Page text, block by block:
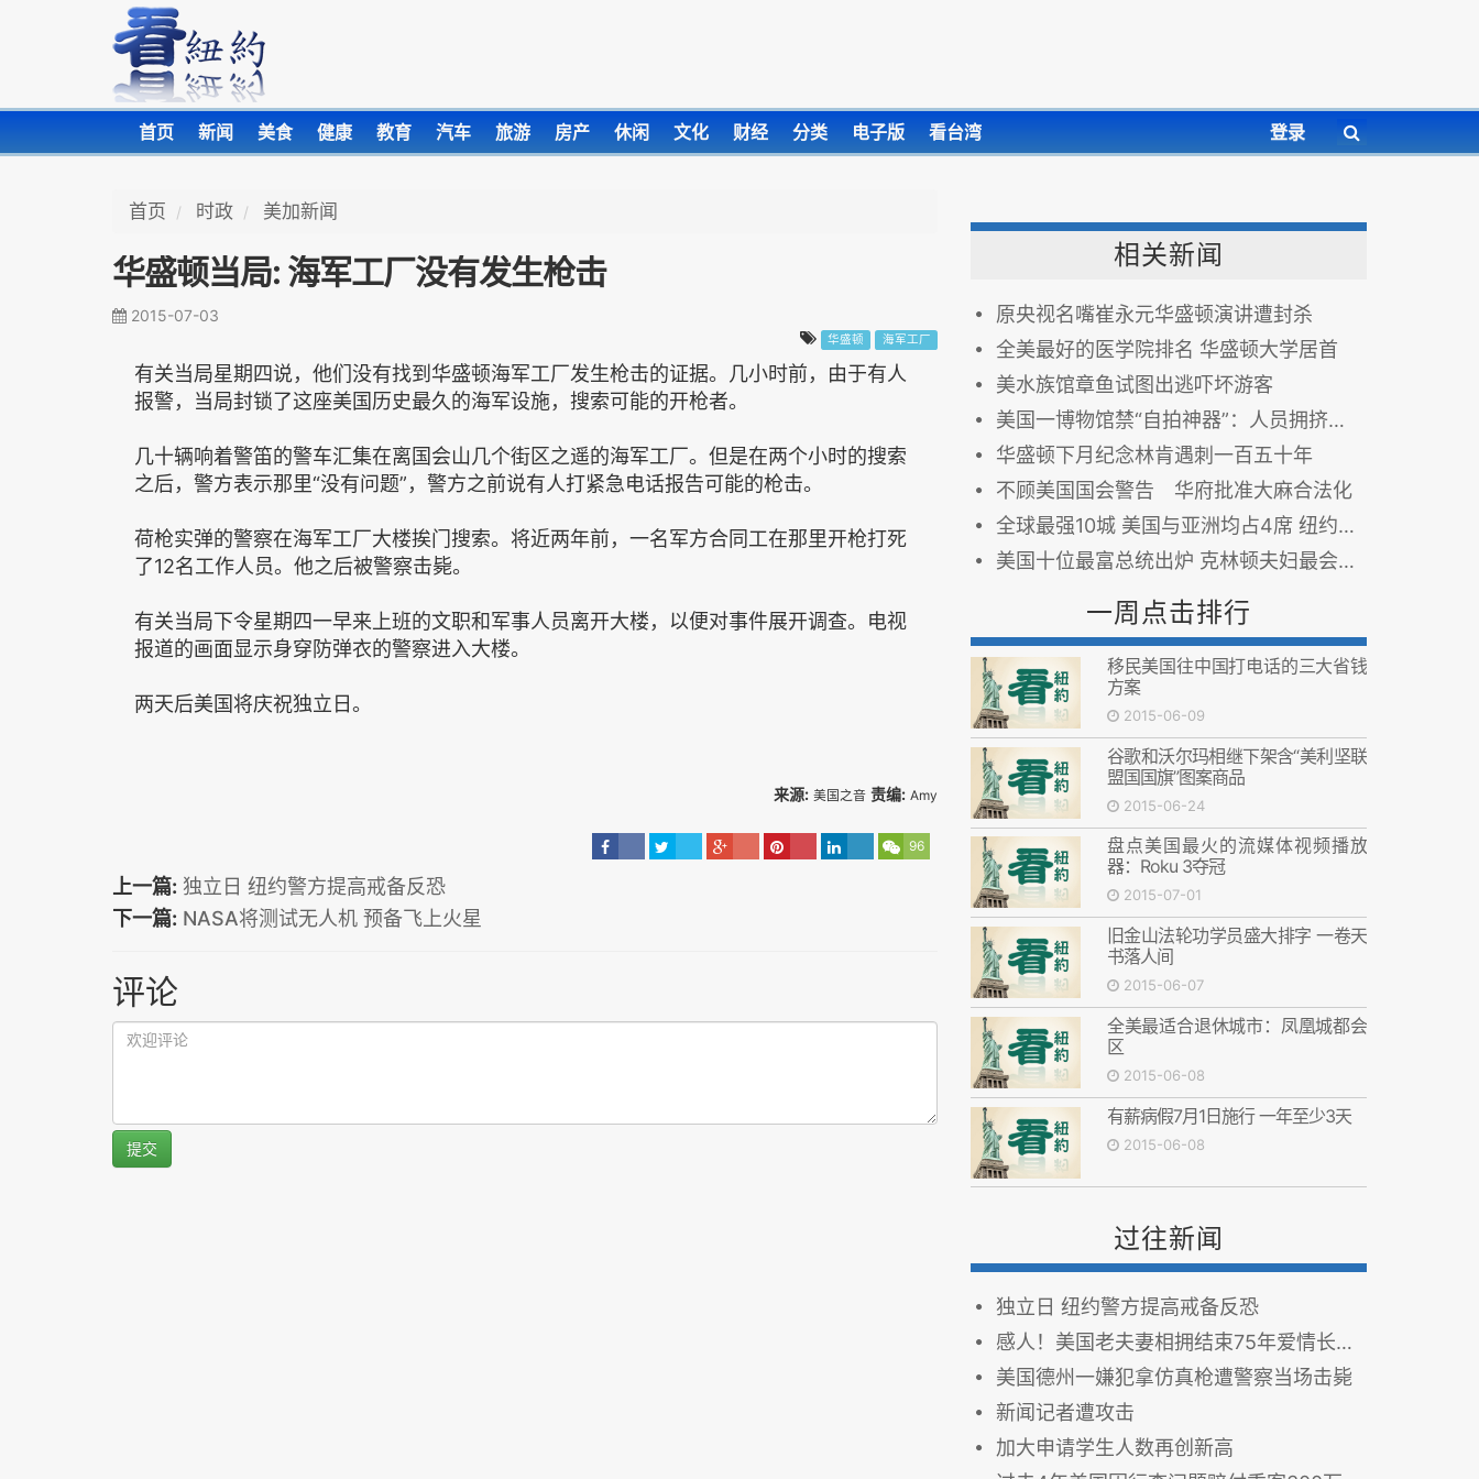
首页 新闻 美食 健康 教育 汽车 旅游 房产 休闲 文化 财经 分类 电子版 看台湾 登录
首页 时政 美加新闻
华盛顿当局: 海军工厂没有发生枪击
2015-07-03
华盛顿 海军工厂
有关当局星期四说，他们没有找到华盛顿海军工厂发生枪击的证据。几小时前，由于有人
报警，当局封锁了这座美国历史最久的海军设施，搜索可能的开枪者。
几十辆响着警笛的警车汇集在离国会山几个街区之遥的海军工厂。但是在两个小时的搜索
之后，警方表示那里“没有问题”，警方之前说有人打紧急电话报告可能的枪击。
荷枪实弹的警察在海军工厂大楼挨门搜索。将近两年前，一名军方合同工在那里开枪打死
了12名工作人员。他之后被警察击毙。
有关当局下令星期四一早来上班的文职和军事人员离开大楼，以便对事件展开调查。电视
报道的画面显示身穿防弹衣的警察进入大楼。
两天后美国将庆祝独立日。
来源: 美国之音 责编: Amy
96
上一篇: 独立日 纽约警方提高戒备反恐
下一篇: NASA将测试无人机 预备飞上火星
评论
提交
相关新闻
原央视名嘴崔永元华盛顿演讲遭封杀
全美最好的医学院排名 华盛顿大学居首
美水族馆章鱼试图出逃吓坏游客
美国一博物馆禁“自拍神器”：人员拥挤时不安全
华盛顿下月纪念林肯遇刺一百五十年
不顾美国国会警告 华府批准大麻合法化
全球最强10城 美国与亚洲均占4席 纽约第一
美国十位最富总统出炉 克林顿夫妇最会喊穷
一周点击排行
移民美国往中国打电话的三大省钱
方案
2015-06-09
谷歌和沃尔玛相继下架含“美利坚联
盟国国旗”图案商品
2015-06-24
盘点美国最火的流媒体视频播放
器：Roku 3夺冠
2015-07-01
旧金山法轮功学员盛大排字 一卷天
书落人间
2015-06-07
全美最适合退休城市：凤凰城都会
区
2015-06-08
有薪病假7月1日施行 一年至少3天
2015-06-08
过往新闻
独立日 纽约警方提高戒备反恐
感人！美国老夫妻相拥结束75年爱情长跑(图)
美国德州一嫌犯拿仿真枪遭警察当场击毙
新闻记者遭攻击
加大申请学生人数再创新高